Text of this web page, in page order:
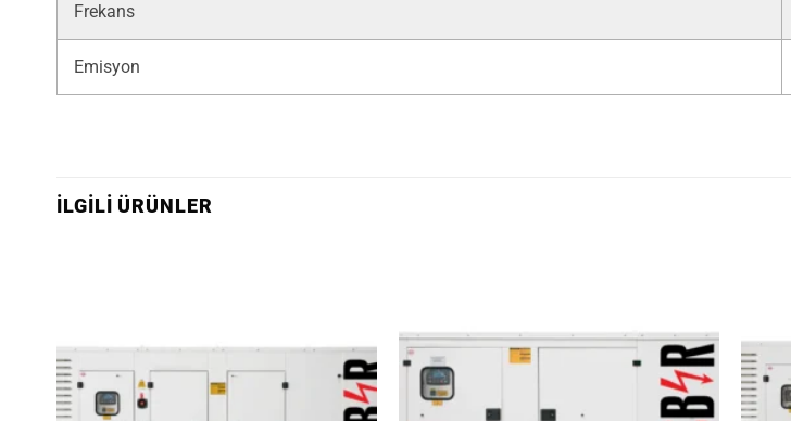
Frekans
Emisyon
İLGILI ÜRÜNLER